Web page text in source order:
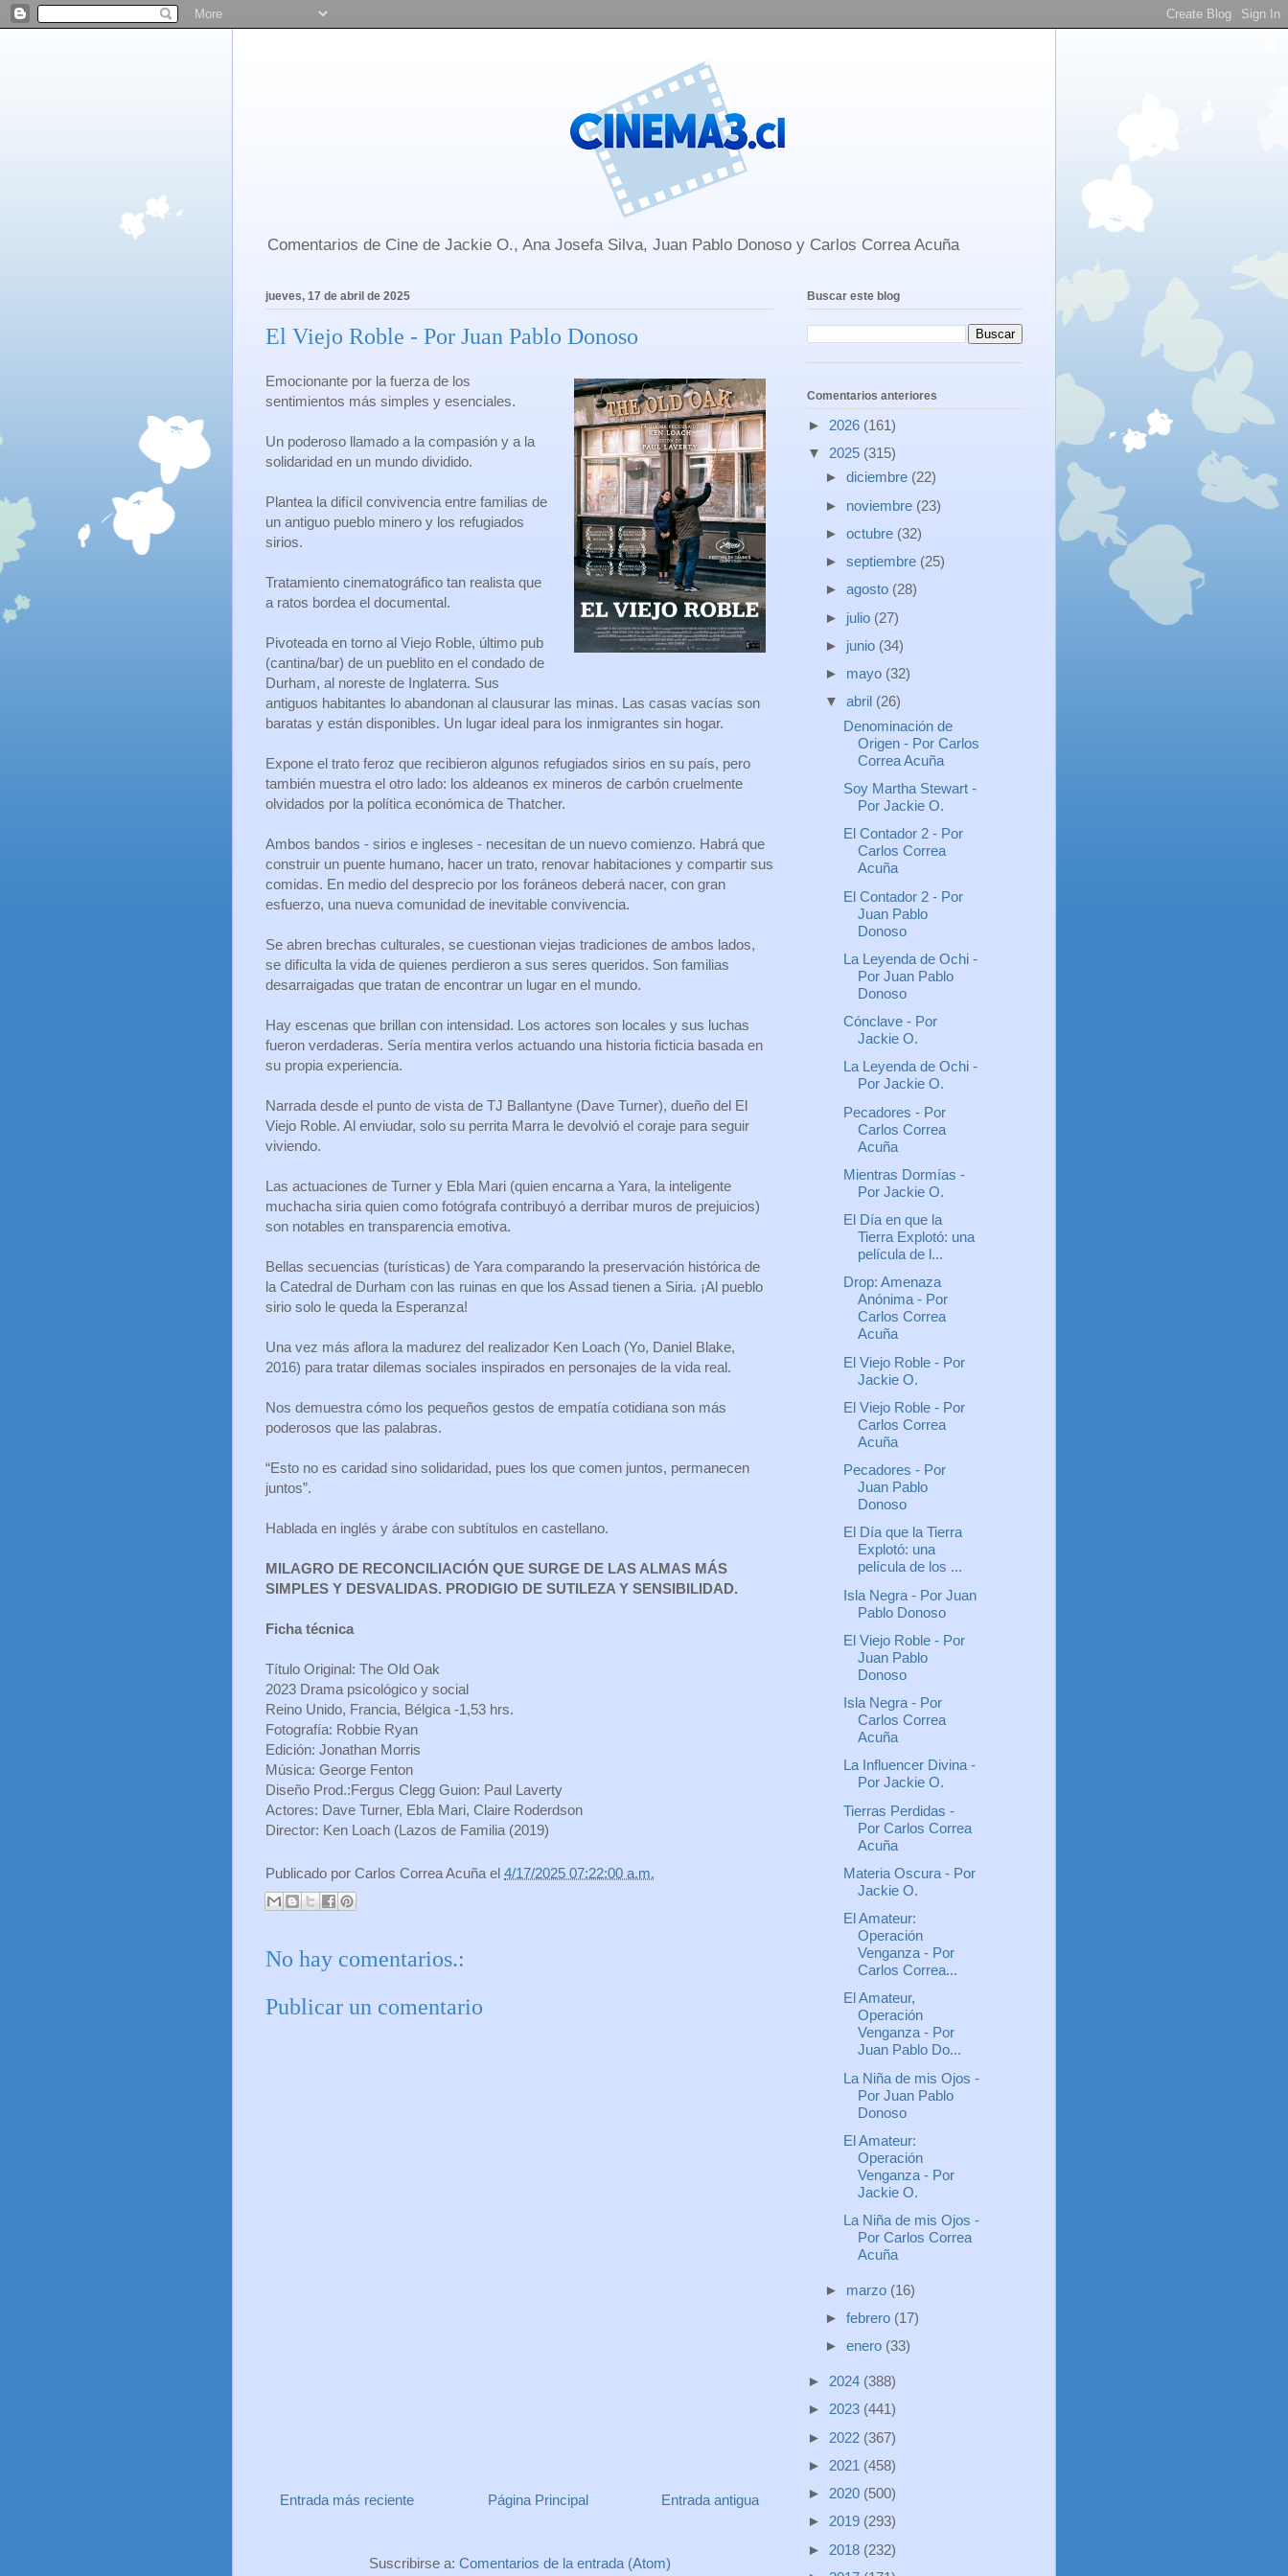
Comentarios de Cine de Jackie O., Ana Josefa Silva, Juan Pablo Donoso y Carlos Correa Acuña
jueves, 17 de abril de 2025
El Viejo Roble - Por Juan Pablo Donoso
Emocionante por la fuerza de los
sentimientos más simples y esenciales.
Un poderoso llamado a la compasión y a la
solidaridad en un mundo dividido.
Plantea la difícil convivencia entre familias de
un antiguo pueblo minero y los refugiados
sirios.
Tratamiento cinematográfico tan realista que
a ratos bordea el documental.
Pivoteada en torno al Viejo Roble, último pub
(cantina/bar) de un pueblito en el condado de
Durham, al noreste de Inglaterra. Sus
antiguos habitantes lo abandonan al clausurar las minas. Las casas vacías son
baratas y están disponibles. Un lugar ideal para los inmigrantes sin hogar.
Expone el trato feroz que recibieron algunos refugiados sirios en su país, pero
también muestra el otro lado: los aldeanos ex mineros de carbón cruelmente
olvidados por la política económica de Thatcher.
Ambos bandos - sirios e ingleses - necesitan de un nuevo comienzo. Habrá que
construir un puente humano, hacer un trato, renovar habitaciones y compartir sus
comidas. En medio del desprecio por los foráneos deberá nacer, con gran
esfuerzo, una nueva comunidad de inevitable convivencia.
Se abren brechas culturales, se cuestionan viejas tradiciones de ambos lados,
se dificulta la vida de quienes perdieron a sus seres queridos. Son familias
desarraigadas que tratan de encontrar un lugar en el mundo.
Hay escenas que brillan con intensidad. Los actores son locales y sus luchas
fueron verdaderas. Sería mentira verlos actuando una historia ficticia basada en
su propia experiencia.
Narrada desde el punto de vista de TJ Ballantyne (Dave Turner), dueño del El
Viejo Roble. Al enviudar, solo su perrita Marra le devolvió el coraje para seguir
viviendo.
Las actuaciones de Turner y Ebla Mari (quien encarna a Yara, la inteligente
muchacha siria quien como fotógrafa contribuyó a derribar muros de prejuicios)
son notables en transparencia emotiva.
Bellas secuencias (turísticas) de Yara comparando la preservación histórica de
la Catedral de Durham con las ruinas en que los Assad tienen a Siria. ¡Al pueblo
sirio solo le queda la Esperanza!
Una vez más aflora la madurez del realizador Ken Loach (Yo, Daniel Blake,
2016) para tratar dilemas sociales inspirados en personajes de la vida real.
Nos demuestra cómo los pequeños gestos de empatía cotidiana son más
poderosos que las palabras.
“Esto no es caridad sino solidaridad, pues los que comen juntos, permanecen
juntos”.
Hablada en inglés y árabe con subtítulos en castellano.
MILAGRO DE RECONCILIACIÓN QUE SURGE DE LAS ALMAS MÁS
SIMPLES Y DESVALIDAS. PRODIGIO DE SUTILEZA Y SENSIBILIDAD.
Ficha técnica
Título Original: The Old Oak
2023 Drama psicológico y social
Reino Unido, Francia, Bélgica -1,53 hrs.
Fotografía: Robbie Ryan
Edición: Jonathan Morris
Música: George Fenton
Diseño Prod.:Fergus Clegg Guion: Paul Laverty
Actores: Dave Turner, Ebla Mari, Claire Roderdson
Director: Ken Loach (Lazos de Familia (2019)
Publicado por Carlos Correa Acuña el 4/17/2025 07:22:00 a.m.
No hay comentarios.:
Publicar un comentario
Entrada más reciente Entrada antigua
Página Principal
Suscribirse a: Comentarios de la entrada (Atom)
Buscar este blog
Comentarios anteriores
► 2026 (161)
▼ 2025 (315)
► diciembre (22)
► noviembre (23)
► octubre (32)
► septiembre (25)
► agosto (28)
► julio (27)
► junio (34)
► mayo (32)
▼ abril (26)
Denominación de
Origen - Por Carlos
Correa Acuña
Soy Martha Stewart -
Por Jackie O.
El Contador 2 - Por
Carlos Correa
Acuña
El Contador 2 - Por
Juan Pablo
Donoso
La Leyenda de Ochi -
Por Juan Pablo
Donoso
Cónclave - Por
Jackie O.
La Leyenda de Ochi -
Por Jackie O.
Pecadores - Por
Carlos Correa
Acuña
Mientras Dormías -
Por Jackie O.
El Día en que la
Tierra Explotó: una
película de l...
Drop: Amenaza
Anónima - Por
Carlos Correa
Acuña
El Viejo Roble - Por
Jackie O.
El Viejo Roble - Por
Carlos Correa
Acuña
Pecadores - Por
Juan Pablo
Donoso
El Día que la Tierra
Explotó: una
película de los ...
Isla Negra - Por Juan
Pablo Donoso
El Viejo Roble - Por
Juan Pablo
Donoso
Isla Negra - Por
Carlos Correa
Acuña
La Influencer Divina -
Por Jackie O.
Tierras Perdidas -
Por Carlos Correa
Acuña
Materia Oscura - Por
Jackie O.
El Amateur:
Operación
Venganza - Por
Carlos Correa...
El Amateur,
Operación
Venganza - Por
Juan Pablo Do...
La Niña de mis Ojos -
Por Juan Pablo
Donoso
El Amateur:
Operación
Venganza - Por
Jackie O.
La Niña de mis Ojos -
Por Carlos Correa
Acuña
► marzo (16)
► febrero (17)
► enero (33)
► 2024 (388)
► 2023 (441)
► 2022 (367)
► 2021 (458)
► 2020 (500)
► 2019 (293)
► 2018 (232)